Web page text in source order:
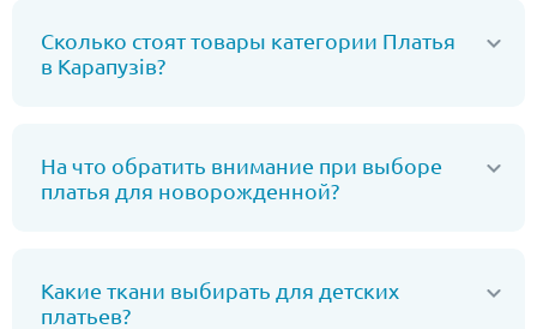
Сколько стоят товары категории Платья
в Карапузів?
На что обратить внимание при выборе
платья для новорожденной?
Какие ткани выбирать для детских
платьев?